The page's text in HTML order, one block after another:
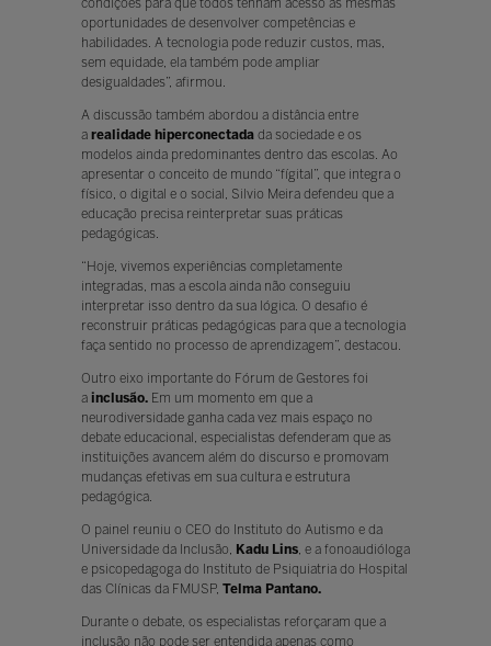
oportunidades de desenvolver competências e
habilidades. A tecnologia pode reduzir custos, mas,
sem equidade, ela também pode ampliar
desigualdades”, afirmou.
A discussão também abordou a distância entre
a realidade hiperconectada da sociedade e os
modelos ainda predominantes dentro das escolas. Ao
apresentar o conceito de mundo “fígital”, que integra o
físico, o digital e o social, Silvio Meira defendeu que a
educação precisa reinterpretar suas práticas
pedagógicas.
“Hoje, vivemos experiências completamente
integradas, mas a escola ainda não conseguiu
interpretar isso dentro da sua lógica. O desafio é
reconstruir práticas pedagógicas para que a tecnologia
faça sentido no processo de aprendizagem”, destacou.
Outro eixo importante do Fórum de Gestores foi
ainclusão.Em um momento em que a
neurodiversidade ganha cada vez mais espaço no
debate educacional, especialistas defenderam que as
instituições avancem além do discurso e promovam
mudanças efetivas em sua cultura e estrutura
pedagógica.
O painel reuniu o CEO do Instituto do Autismo e da
Universidade da Inclusão, Kadu Lins, e a fonoaudióloga
e psicopedagoga do Instituto de Psiquiatria do Hospital
das Clínicas da FMUSP, Telma Pantano.
Durante o debate, os especialistas reforçaram que a
inclusão não pode ser entendida apenas como